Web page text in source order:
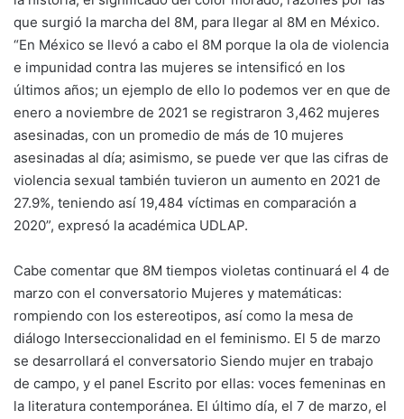
que surgió la marcha del 8M, para llegar al 8M en México.
“En México se llevó a cabo el 8M porque la ola de violencia
e impunidad contra las mujeres se intensificó en los
últimos años; un ejemplo de ello lo podemos ver en que de
enero a noviembre de 2021 se registraron 3,462 mujeres
asesinadas, con un promedio de más de 10 mujeres
asesinadas al día; asimismo, se puede ver que las cifras de
violencia sexual también tuvieron un aumento en 2021 de
27.9%, teniendo así 19,484 víctimas en comparación a
2020”, expresó la académica UDLAP.
Cabe comentar que 8M tiempos violetas continuará el 4 de
marzo con el conversatorio Mujeres y matemáticas:
rompiendo con los estereotipos, así como la mesa de
diálogo Interseccionalidad en el feminismo. El 5 de marzo
se desarrollará el conversatorio Siendo mujer en trabajo
de campo, y el panel Escrito por ellas: voces femeninas en
la literatura contemporánea. El último día, el 7 de marzo, el